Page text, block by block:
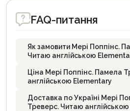
FAQ-питання
Як замовити Мері Поппінс.
Читаю англійською
Ціна Мері Поппінс. Памела
англійською Elementary
Доставка по Україні Мері
Треверс. Читаю